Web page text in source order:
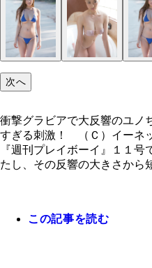
次へ
衝撃グラビアで大反響のユノ
すぎる刺激！ （Ｃ）イーネ
『週刊プレイボーイ』１１
たし、その反響の大きさから
この記事を読む